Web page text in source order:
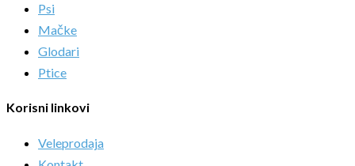
Psi
Mačke
Glodari
Ptice
Korisni linkovi
Veleprodaja